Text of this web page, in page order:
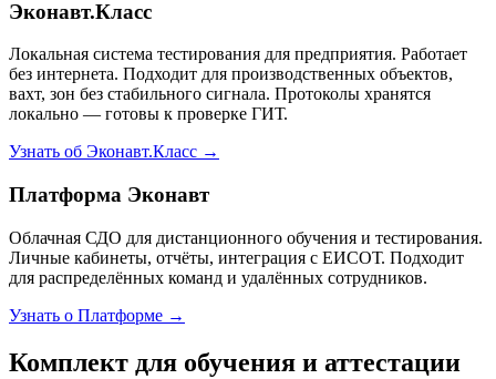
Эконавт.Класс
Локальная система тестирования для предприятия. Работает
без интернета. Подходит для производственных объектов,
вахт, зон без стабильного сигнала. Протоколы хранятся
локально — готовы к проверке ГИТ.
Узнать об Эконавт.Класс →
Платформа Эконавт
Облачная СДО для дистанционного обучения и тестирования.
Личные кабинеты, отчёты, интеграция с ЕИСОТ. Подходит
для распределённых команд и удалённых сотрудников.
Узнать о Платформе →
Комплект для обучения и аттестации